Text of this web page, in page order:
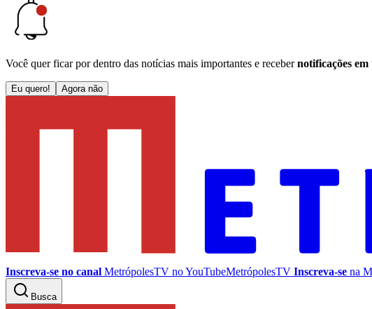
Você quer ficar por dentro das notícias mais importantes e receber notificações
Eu quero! Agora não
Inscreva-se no canal MetrópolesTV noYouTubeMetrópolesTV Inscreva-se na
Busca